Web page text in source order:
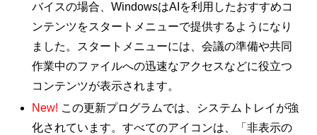
バイスの場合、WindowsはAIを利用したおすすめコ
ンテンツをスタートメニューで提供するようになり
ました。スタートメニューには、会議の準備や共同
作業中のファイルへの迅速なアクセスなどに役立つ
コンテンツが表示されます。
New! この更新プログラムでは、システムトレイが強
化されています。すべてのアイコンは、「非表示の